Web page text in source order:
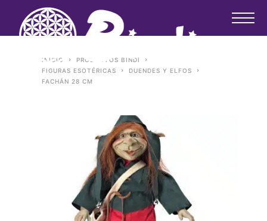
INICIO
PRODUCTOS BINDI
FIGURAS ESOTÉRICAS
DUENDES Y ELFOS
FACHÁN 28 CM